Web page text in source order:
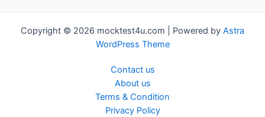
Copyright © 2026 mocktest4u.com | Powered by Astra
WordPress Theme
Contact us
About us
Terms & Condition
Privacy Policy